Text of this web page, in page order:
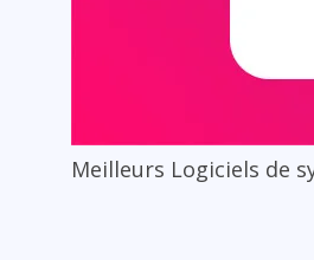
Meilleurs Logiciels de